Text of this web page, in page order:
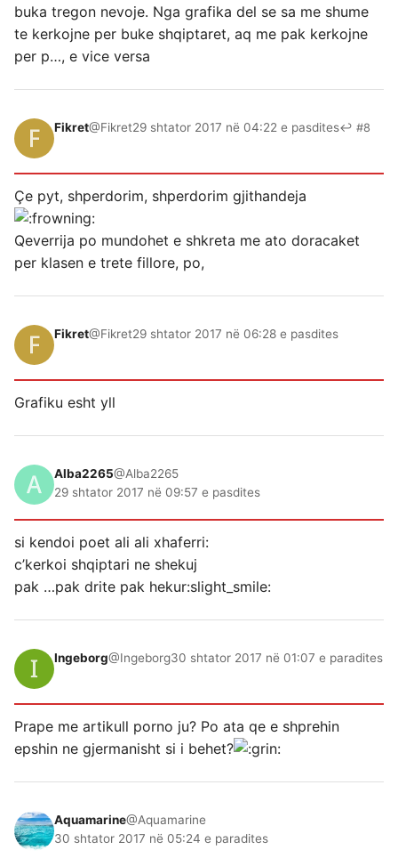
buka tregon nevoje. Nga grafika del se sa me shume
te kerkojne per buke shqiptaret, aq me pak kerkojne
per p…, e vice versa
Fikret@Fikret29 shtator 2017 në 04:22 e pasdites↩ #8
Çe pyt, shperdorim, shperdorim gjithandeja
Qeverrija po mundohet e shkreta me ato doracaket
per klasen e trete fillore, po,
Fikret@Fikret29 shtator 2017 në 06:28 e pasdites
Grafiku esht yll
Alba2265@Alba2265
29 shtator 2017 në 09:57 e pasdites
si kendoi poet ali ali xhaferri:
c’kerkoi shqiptari ne shekuj
pak …pak drite pak hekur:slight_smile:
Ingeborg@Ingeborg30 shtator 2017 në 01:07 e paradites
Prape me artikull porno ju? Po ata qe e shprehin
epshin ne gjermanisht si i behet?
Aquamarine@Aquamarine
30 shtator 2017 në 05:24 e paradites